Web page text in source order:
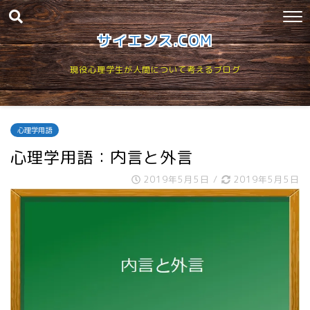
サイエンス.COM
現役心理学生が人間について考えるブログ
心理学用語
心理学用語：内言と外言
2019年5月5日 / 2019年5月5日